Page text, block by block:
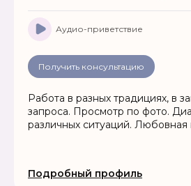
Аудио-приветствие
Получить консультацию
Работа в разных традициях, в
запроса. Просмотр по фото.
различных ситуаций. Любовная
Помощь в решении проблем
Подробный профиль